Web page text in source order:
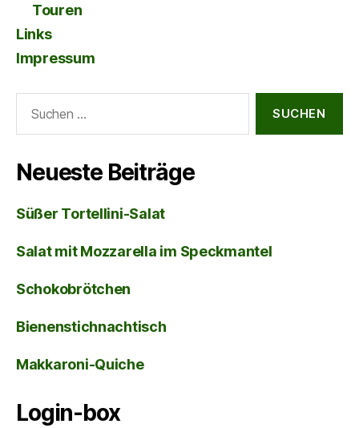
Touren
Links
Impressum
nach:
Neueste Beiträge
Süßer Tortellini-Salat
Salat mit Mozzarella im Speckmantel
Schokobrötchen
Bienenstichnachtisch
Makkaroni-Quiche
Login-box